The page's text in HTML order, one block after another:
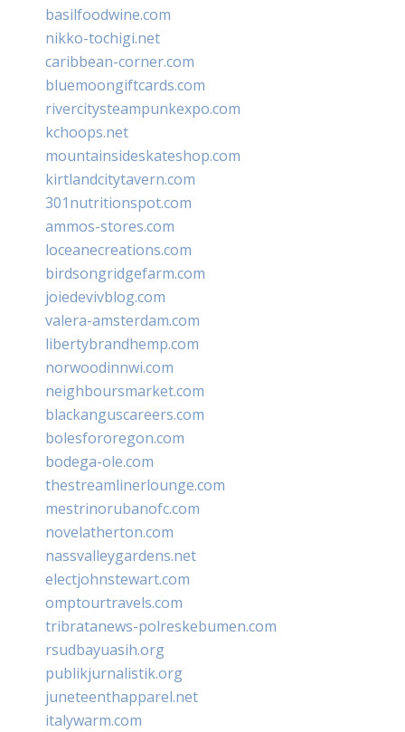
basilfoodwine.com
nikko-tochigi.net
caribbean-corner.com
bluemoongiftcards.com
rivercitysteampunkexpo.com
kchoops.net
mountainsideskateshop.com
kirtlandcitytavern.com
301nutritionspot.com
ammos-stores.com
loceanecreations.com
birdsongridgefarm.com
joiedevivblog.com
valera-amsterdam.com
libertybrandhemp.com
norwoodinnwi.com
neighboursmarket.com
blackanguscareers.com
bolesfororegon.com
bodega-ole.com
thestreamlinerlounge.com
mestrinorubanofc.com
novelatherton.com
nassvalleygardens.net
electjohnstewart.com
omptourtravels.com
tribratanews-polreskebumen.com
rsudbayuasih.org
publikjurnalistik.org
juneteenthapparel.net
italywarm.com